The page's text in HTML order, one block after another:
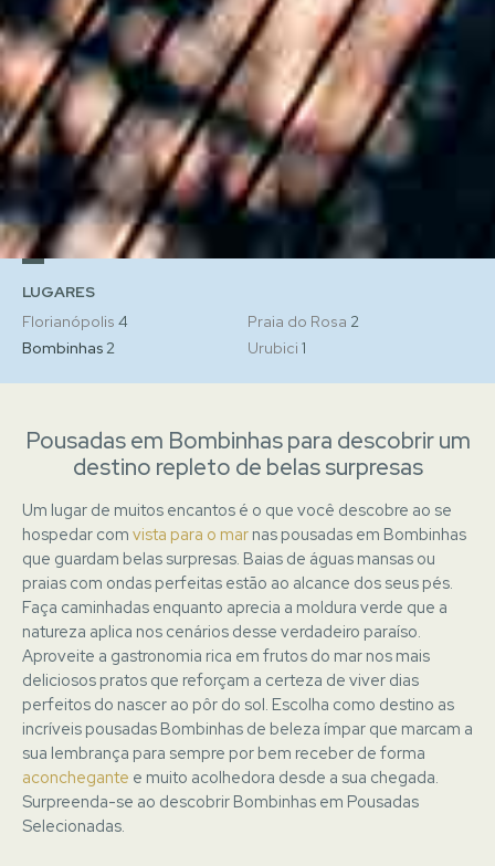
LUGARES
Florianópolis 4 Praia do Rosa 2
Bombinhas2 Urubici 1
Pousadas em Bombinhas para descobrir um
destino repleto de belas surpresas
Um lugar de muitos encantos é o que você descobre ao se
hospedar com vista para o mar nas pousadas em Bombinhas
que guardam belas surpresas. Baias de águas mansas ou
praias com ondas perfeitas estão ao alcance dos seus pés.
Faça caminhadas enquanto aprecia a moldura verde que a
natureza aplica nos cenários desse verdadeiro paraíso.
Aproveite a gastronomia rica em frutos do mar nos mais
deliciosos pratos que reforçam a certeza de viver dias
perfeitos do nascer ao pôr do sol. Escolha como destino as
incríveis pousadas Bombinhas de beleza ímpar que marcam a
sua lembrança para sempre por bem receber de forma
aconchegante e muito acolhedora desde a sua chegada.
Surpreenda-se ao descobrir Bombinhas em Pousadas
Selecionadas.